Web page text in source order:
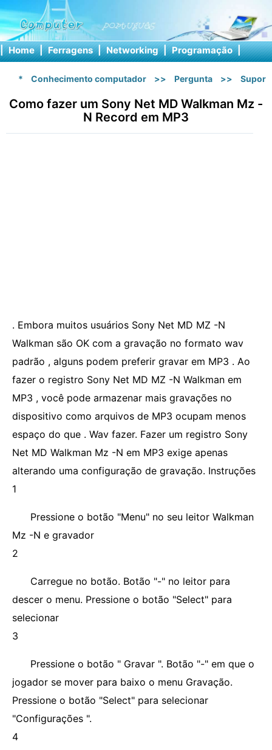
| Home | Ferragens | Networking | Programação |
* Conhecimento computador >> Pergunta >>
Como fazer um Sony Net MD Walkman Mz -
N Record em MP3
. Embora muitos usuários Sony Net MD MZ -N
Walkman são OK com a gravação no formato wav
padrão , alguns podem preferir gravar em MP3 . Ao
fazer o registro Sony Net MD MZ -N Walkman em
MP3 , você pode armazenar mais gravações no
dispositivo como arquivos de MP3 ocupam menos
espaço do que . Wav fazer. Fazer um registro Sony
Net MD Walkman Mz -N em MP3 exige apenas
alterando uma configuração de gravação. Instruções
1
Pressione o botão "Menu" no seu leitor Walkman
Mz -N e gravador
2
Carregue no botão. Botão "-" no leitor para
descer o menu. Pressione o botão "Select" para
selecionar
3
Pressione o botão " Gravar ". Botão "-" em que o
jogador se mover para baixo o menu Gravação.
Pressione o botão "Select" para selecionar
"Configurações ".
4